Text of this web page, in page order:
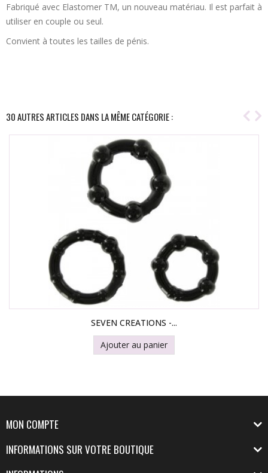
Fabriqué avec Elastomer TM, un nouveau matériau. Il est parfait à
utiliser en couple ou seul.
Convient à toutes les tailles de pénis.
30 AUTRES ARTICLES DANS LA MÊME CATÉGORIE :
SEVEN CREATIONS -...
Ajouter au panier
MON COMPTE
INFORMATIONS SUR VOTRE BOUTIQUE